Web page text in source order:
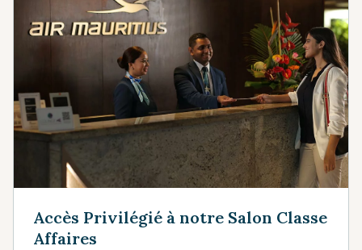
Accès Privilégié à notre Salon Classe
Affaires